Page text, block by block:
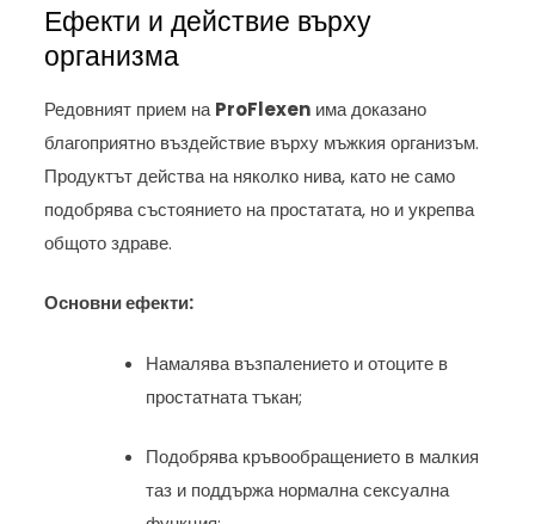
Ефекти и действие върху
организма
Редовният прием наProFlexen има доказано
благоприятно въздействие върху мъжкия организъм.
Продуктът действа на няколко нива, като не само
подобрява състоянието на простатата, но и укрепва
общото здраве.
Основни ефекти:
Намалява възпалението и отоците в
простатната тъкан;
Подобрява кръвообращението в малкия
таз и поддържа нормална сексуална